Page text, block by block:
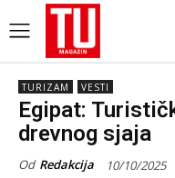
TURIZAM VESTI
Egipat:
drevnog sjaja
Od Redakcija 10/10/2025